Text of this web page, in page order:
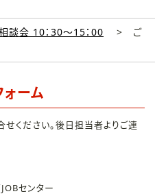
談会 10：30～15：00
ご
ーム
ください。後日担当者よりご連
センター